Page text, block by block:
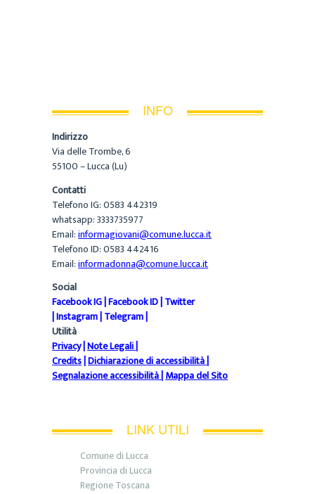
INFO
Indirizzo
Via delle Trombe, 6
55100 – Lucca (Lu)
Contatti
Telefono IG: 0583 442319
whatsapp: 3333735977
Email:informagiovani@comune.lucca.it
Telefono ID: 0583 442416
Email:informadonna@comune.lucca.it
Social
Facebook IG|Facebook ID|Twitter
|Instagram|Telegram|
Utilità
Privacy|Note Legali|
Credits|Dichiarazione di accessibilità|
Segnalazione accessibilità|Mappa del Sito
LINK UTILI
Comune di Lucca
Provincia di Lucca
Regione Toscana